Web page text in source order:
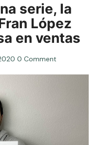
serie, la
López
en ventas
0 Comment